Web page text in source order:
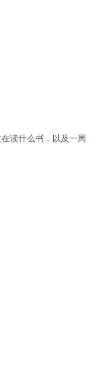
读什么书，以及一周